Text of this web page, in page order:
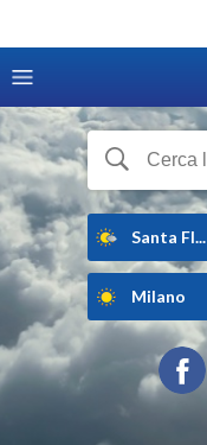
Santa Fl...
Milano